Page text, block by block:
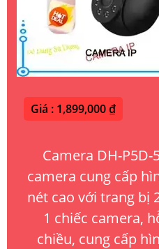
Giá : 1,899,000 ₫
Camera DH-P5D-
camera cung cấp
nét cao với trang bị
1 chiếc camera,
chiều, cung cấp